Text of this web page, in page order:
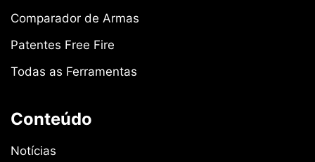
Comparador de Armas
Patentes Free Fire
Todas as Ferramentas
Conteúdo
Notícias